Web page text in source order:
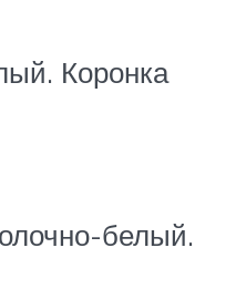
Коронка
белый.